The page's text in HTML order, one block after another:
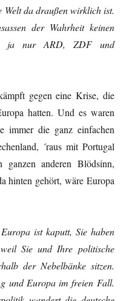
Welt da draußen wirklich ist.
der Wahrheit keinen
ja nur ARD, ZDF und
gegen eine Krise, die
hatten. Und es waren
immer die ganz einfachen
´raus mit Portugal
anderen Blödsinn,
hinten gehört, wäre Europa
ist kaputt, Sie haben
Sie und Ihre politische
der Nebelbänke sitzen.
und Europa im freien Fall.